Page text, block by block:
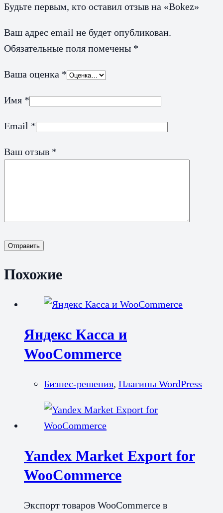
Будьте первым, кто оставил отзыв на «Bokez»
Ваш адрес email не будет опубликован.
Обязательные поля помечены *
Ваша оценка *
Имя *
Email *
Ваш отзыв *
Отправить
Похожие
Яндекс Касса и
WooCommerce
Бизнес-решения, Плагины WordPress
Yandex Market Export for
WooCommerce
Экспорт товаров WooCommerce в